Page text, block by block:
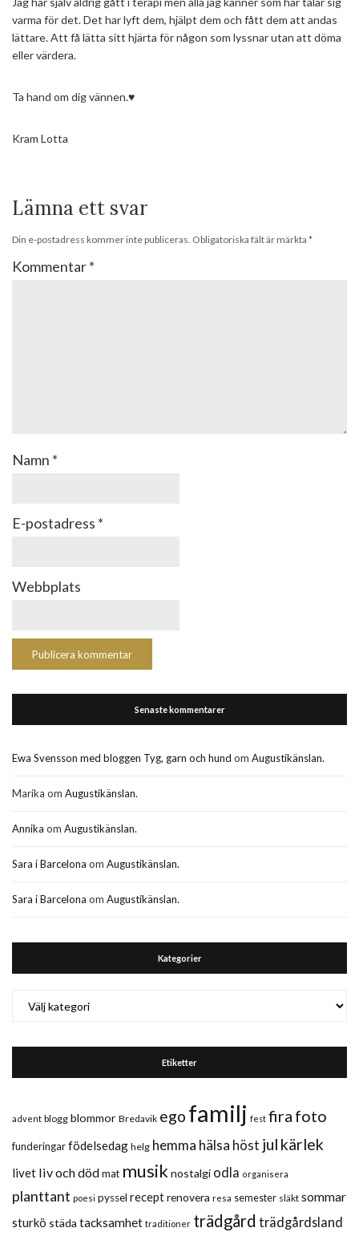
varma för det. Det har lyft dem, hjälpt dem och fått dem att andas
lättare. Att få lätta sitt hjärta för någon som lyssnar utan att döma
eller värdera.
Ta hand om dig vännen.♥
Kram Lotta
Lämna ett svar
Din e-postadress kommer inte publiceras. Obligatoriska fält är märkta *
Kommentar*
Namn *
E-postadress *
Webbplats
Senaste kommentarer
Ewa Svensson med bloggen Tyg, garn och hund om Augustikänslan.
Marika om Augustikänslan.
Annika om Augustikänslan.
Sara i Barcelona om Augustikänslan.
Sara i Barcelona om Augustikänslan.
Kategorier
Etiketter
advent blogg blommor Bredavik ego familj fest fira foto
funderingarfödelsedag helg hemma hälsa höst jul kärlek
livet liv och dödmat musik nostalgi odla organisera
planttant poesi pyssel receptrenovera resa semester släkt sommar
sturkö städa tacksamhet traditioner trädgård trädgårdsland